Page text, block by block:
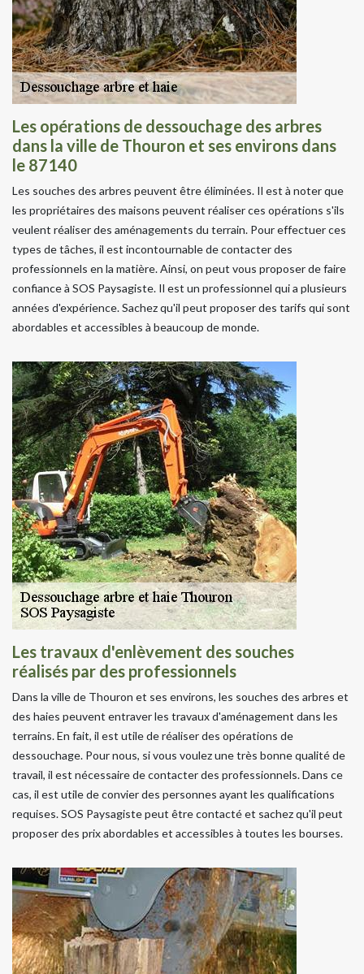
Les opérations de dessouchage des arbres
dans la ville de Thouron et ses environs dans
le 87140
Les souches des arbres peuvent être éliminées. Il est à noter que
les propriétaires des maisons peuvent réaliser ces opérations s'ils
veulent réaliser des aménagements du terrain. Pour effectuer ces
types de tâches, il est incontournable de contacter des
professionnels en la matière. Ainsi, on peut vous proposer de faire
confiance à SOS Paysagiste. Il est un professionnel qui a plusieurs
années d'expérience. Sachez qu'il peut proposer des tarifs qui sont
abordables et accessibles à beaucoup de monde.
Les travaux d'enlèvement des souches
réalisés par des professionnels
Dans la ville de Thouron et ses environs, les souches des arbres et
des haies peuvent entraver les travaux d'aménagement dans les
terrains. En fait, il est utile de réaliser des opérations de
dessouchage. Pour nous, si vous voulez une très bonne qualité de
travail, il est nécessaire de contacter des professionnels. Dans ce
cas, il est utile de convier des personnes ayant les qualifications
requises. SOS Paysagiste peut être contacté et sachez qu'il peut
proposer des prix abordables et accessibles à toutes les bourses.